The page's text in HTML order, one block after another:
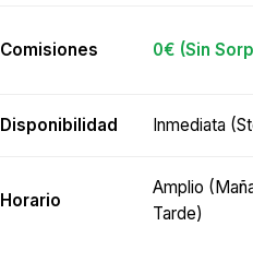
Comisiones 0€ (Sin
Disponibilidad Inmediata
Horario
Amplio
Tarde)